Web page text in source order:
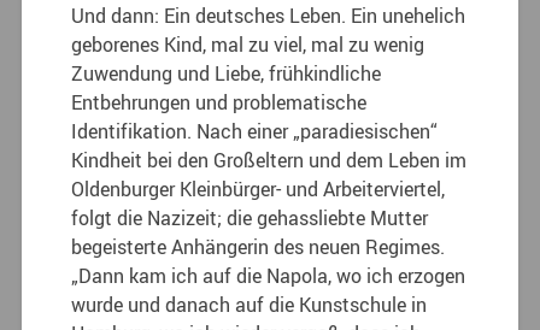
Und dann: Ein deutsches Leben. Ein unehelich
geborenes Kind, mal zu viel, mal zu wenig
Zuwendung und Liebe, frühkindliche
Entbehrungen und problematische
Identifikation. Nach einer „paradiesischen“
Kindheit bei den Großeltern und dem Leben im
Oldenburger Kleinbürger- und Arbeiterviertel,
folgt die Nazizeit; die gehassliebte Mutter
begeisterte Anhängerin des neuen Regimes.
„Dann kam ich auf die Napola, wo ich erzogen
wurde und danach auf die Kunstschule in